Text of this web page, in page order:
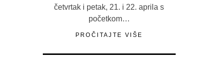
četvrtak i petak, 21. i 22. aprila s
početkom…
PROČITAJTE VIŠE